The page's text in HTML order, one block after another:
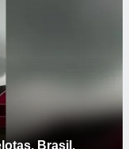
Brasil.